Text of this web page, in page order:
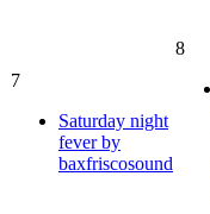
7
Saturday night
fever by
baxfriscosound
8